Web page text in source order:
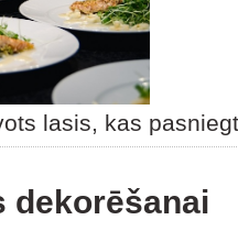
lasis, kas
dekorēšanai